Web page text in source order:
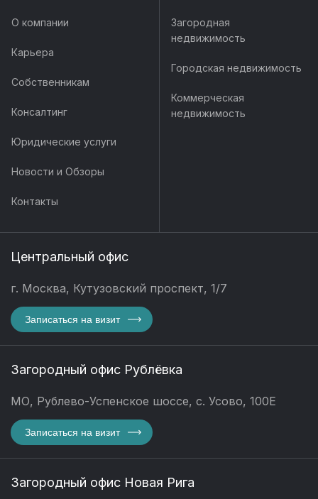
О компании
Карьера
Собственникам
Консалтинг
Юридические услуги
Новости и Обзоры
Контакты
Загородная
недвижимость
Городская недвижимость
Коммерческая
недвижимость
Центральный офис
г. Москва, Кутузовский проспект, 1/7
Записаться на визит
Загородный офис Рублёвка
МО, Рублево-Успенское шоссе, с. Усово, 100Е
Записаться на визит
Загородный офис Новая Рига